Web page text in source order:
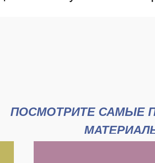
ПОСМОТРИТЕ САМЫЕ